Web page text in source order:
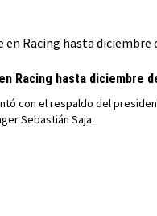
Racing hasta diciembre
con el respaldo del
Sebastián Saja.